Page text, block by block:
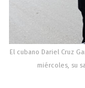
El cubano Dariel Cruz
miércoles, su